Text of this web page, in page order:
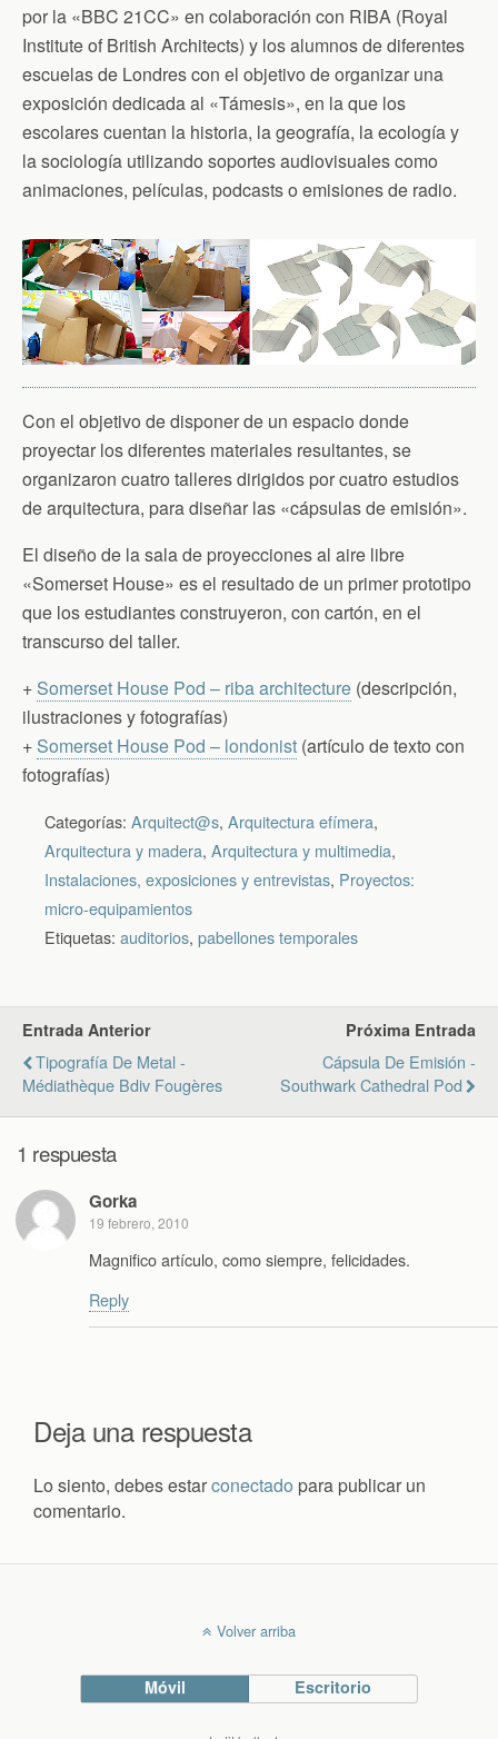
por la «BBC 21CC» en colaboración con RIBA (Royal
Institute of British Architects) y los alumnos de diferentes
escuelas de Londres con el objetivo de organizar una
exposición dedicada al «Támesis», en la que los
escolares cuentan la historia, la geografía, la ecología y
la sociología utilizando soportes audiovisuales como
animaciones, películas, podcasts o emisiones de radio.
Con el objetivo de disponer de un espacio donde
proyectar los diferentes materiales resultantes, se
organizaron cuatro talleres dirigidos por cuatro estudios
de arquitectura, para diseñar las «cápsulas de emisión».
El diseño de la sala de proyecciones al aire libre
«Somerset House» es el resultado de un primer prototipo
que los estudiantes construyeron, con cartón, en el
transcurso del taller.
+ Somerset House Pod – riba architecture (descripción,
ilustraciones y fotografías)
+ Somerset House Pod – londonist (artículo de texto con
fotografías)
Categorías: Arquitect@s, Arquitectura efímera,
Arquitectura y madera, Arquitectura y multimedia,
Instalaciones, exposiciones y entrevistas, Proyectos:
micro-equipamientos
Etiquetas: auditorios, pabellones temporales
Entrada Anterior
Tipografía De Metal -
Médiathèque Bdiv Fougères
Próxima Entrada
Cápsula De Emisión -
Southwark Cathedral Pod
1 respuesta
Gorka
19 febrero, 2010
Magnifico artículo, como siempre, felicidades.
Reply
Deja una respuesta
Lo siento, debes estarconectado para publicar un
comentario.
Volver arriba
Móvil Escritorio